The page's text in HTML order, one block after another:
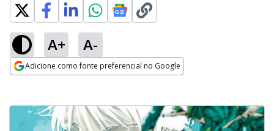
A+ A-
Adicione como fonte preferencial no Google